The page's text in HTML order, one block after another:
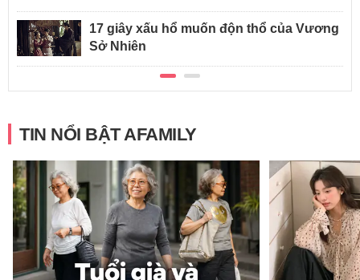
17 giây xấu hổ muốn độn thổ của Vương
Sở Nhiên
TIN NỔI BẬT AFAMILY